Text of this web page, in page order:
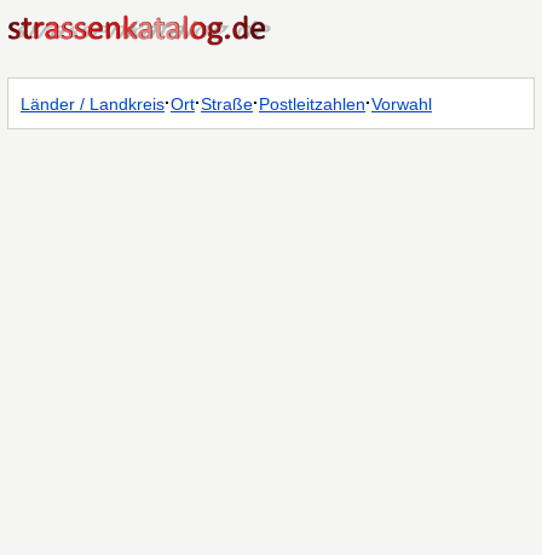
Länder / Landkreis·Ort·Straße·Postleitzahlen·Vorwahl